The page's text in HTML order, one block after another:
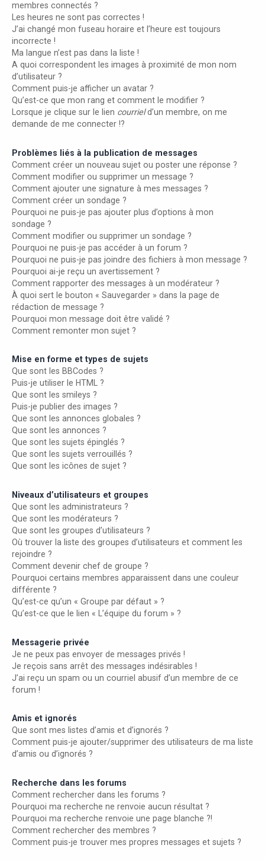
membres connectés ?
Les heures ne sont pas correctes !
J’ai changé mon fuseau horaire et l’heure est toujours
incorrecte !
Ma langue n’est pas dans la liste !
A quoi correspondent les images à proximité de mon nom
d’utilisateur ?
Comment puis-je afficher un avatar ?
Qu’est-ce que mon rang et comment le modifier ?
Lorsque je clique sur le lien courrield’un membre, on me
demande de me connecter !?
Problèmes liés à la publication de messages
Comment créer un nouveau sujet ou poster une réponse ?
Comment modifier ou supprimer un message ?
Comment ajouter une signature à mes messages ?
Comment créer un sondage ?
Pourquoi ne puis-je pas ajouter plus d’options à mon
sondage ?
Comment modifier ou supprimer un sondage ?
Pourquoi ne puis-je pas accéder à un forum ?
Pourquoi ne puis-je pas joindre des fichiers à mon message ?
Pourquoi ai-je reçu un avertissement ?
Comment rapporter des messages à un modérateur ?
À quoi sert le bouton « Sauvegarder » dans la page de
rédaction de message ?
Pourquoi mon message doit être validé ?
Comment remonter mon sujet ?
Mise en forme et types de sujets
Que sont les BBCodes ?
Puis-je utiliser le HTML ?
Que sont les smileys ?
Puis-je publier des images ?
Que sont les annonces globales ?
Que sont les annonces ?
Que sont les sujets épinglés ?
Que sont les sujets verrouillés ?
Que sont les icônes de sujet ?
Niveaux d’utilisateurs et groupes
Que sont les administrateurs ?
Que sont les modérateurs ?
Que sont les groupes d’utilisateurs ?
Où trouver la liste des groupes d’utilisateurs et comment les
rejoindre ?
Comment devenir chef de groupe ?
Pourquoi certains membres apparaissent dans une couleur
différente ?
Qu’est-ce qu’un « Groupe par défaut » ?
Qu’est-ce que le lien « L’équipe du forum » ?
Messagerie privée
Je ne peux pas envoyer de messages privés !
Je reçois sans arrêt des messages indésirables !
J’ai reçu un spam ou un courriel abusif d’un membre de ce
forum !
Amis et ignorés
Que sont mes listes d’amis et d’ignorés ?
Comment puis-je ajouter/supprimer des utilisateurs de ma liste
d’amis ou d’ignorés ?
Recherche dans les forums
Comment rechercher dans les forums ?
Pourquoi ma recherche ne renvoie aucun résultat ?
Pourquoi ma recherche renvoie une page blanche ?!
Comment rechercher des membres ?
Comment puis-je trouver mes propres messages et sujets ?